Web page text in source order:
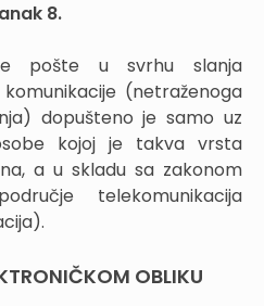
8.
pošte u svrhu slanja
(netraženoga
dopušteno je samo uz
kojoj je takva vrsta
a u skladu sa zakonom
telekomunikacija
OBLIKU